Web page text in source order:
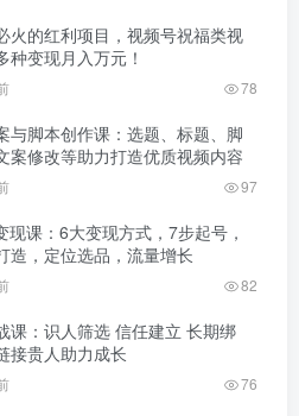
火的红利项目，视频号祝福类视
种变现月入万元！
78
与脚本创作课：选题、标题、脚
案修改等助力打造优质视频内容
97
现课：6大变现方式，7步起号，
造，定位选品，流量增长
82
课：识人筛选 信任建立 长期绑
接贵人助力成长
76